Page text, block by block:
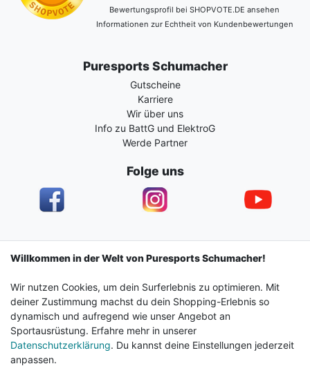
Bewertungsprofil bei SHOPVOTE.DE ansehen
Informationen zur Echtheit von Kundenbewertungen
Puresports Schumacher
Gutscheine
Karriere
Wir über uns
Info zu BattG und ElektroG
Werde Partner
Folge uns
Impressum Daten­schutz­erklärung AGB
Barrierefreiheitserklärung Widerrufs­recht
Vertrag widerrufen Kontakt
Willkommen in der Welt von Puresports Schumacher!
Wir nutzen Cookies, um dein Surferlebnis zu optimieren. Mit
deiner Zustimmung machst du dein Shopping-Erlebnis so
dynamisch und aufregend wie unser Angebot an
Sportausrüstung. Erfahre mehr in unserer
Datenschutzerklärung. Du kannst deine Einstellungen jederzeit
anpassen.